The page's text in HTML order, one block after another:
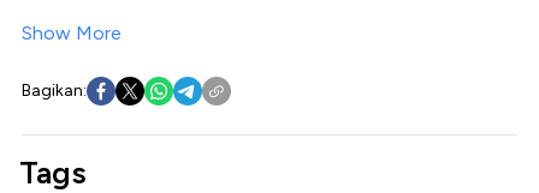
Show More
Bagikan:
Tags